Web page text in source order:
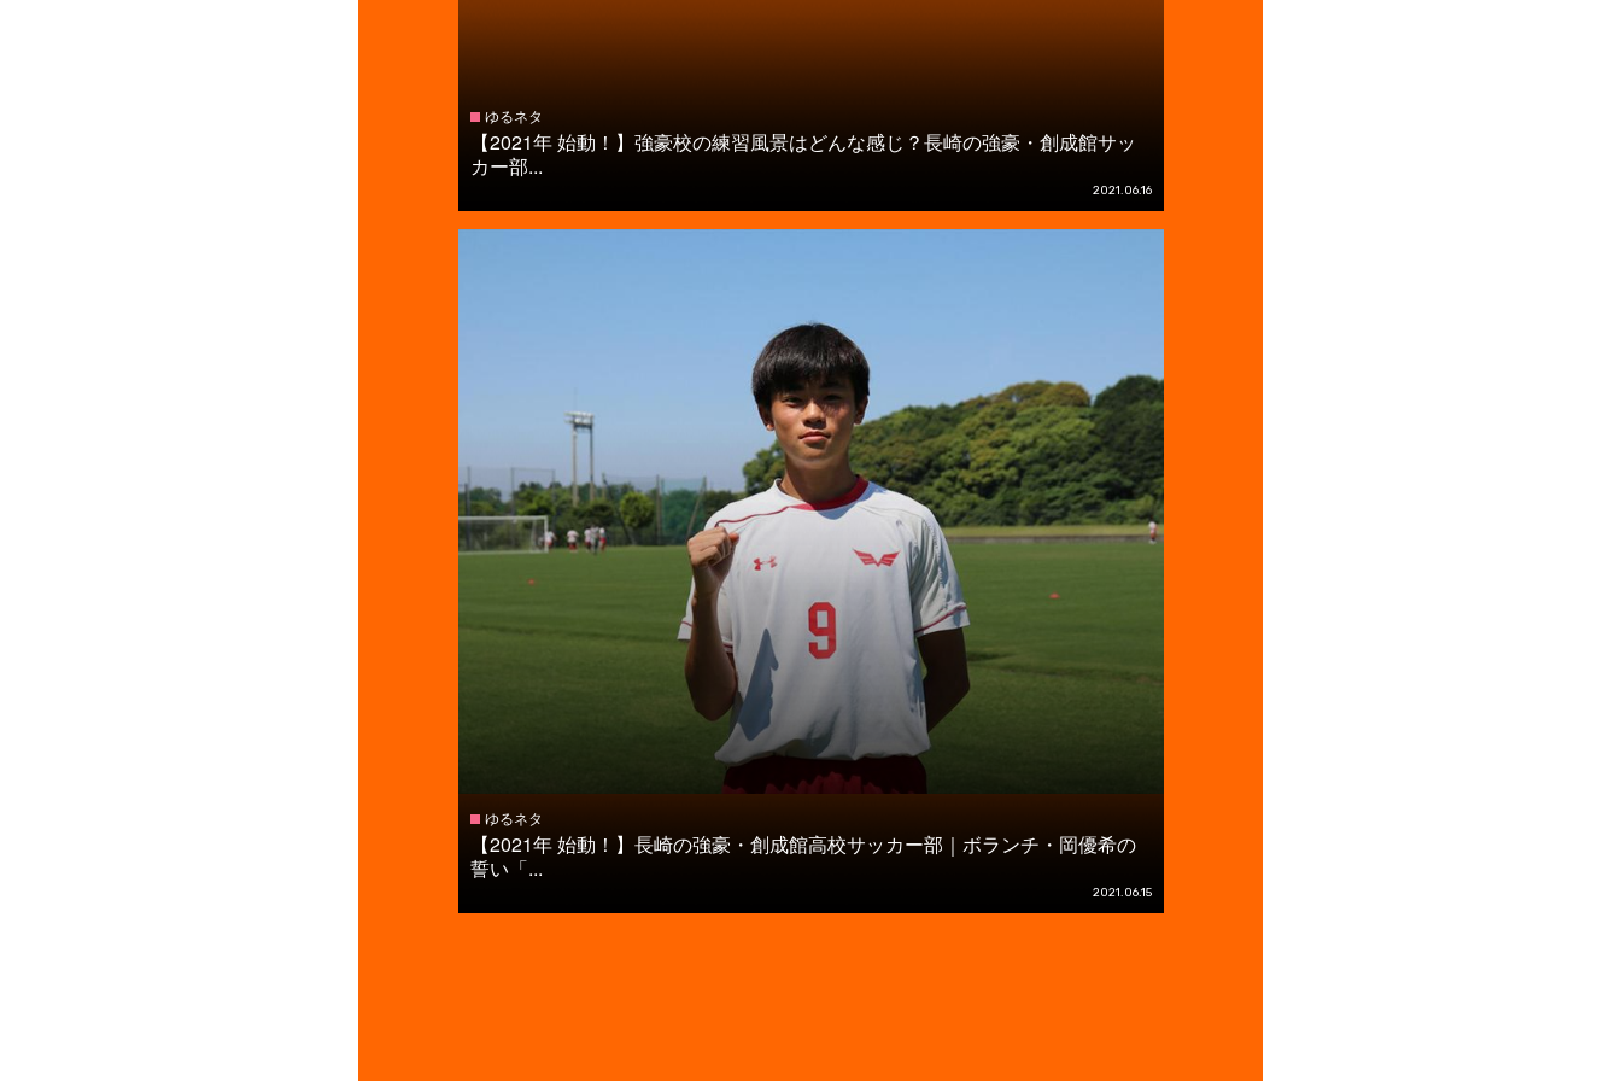
ゆるネタ
【2021年 始動！】強豪校の練習風景はどんな感じ？長崎の強豪・創成館サッ
カー部...
2021.06.16
ゆるネタ
【2021年 始動！】長崎の強豪・創成館高校サッカー部｜ボランチ・岡優希の
誓い「...
2021.06.15